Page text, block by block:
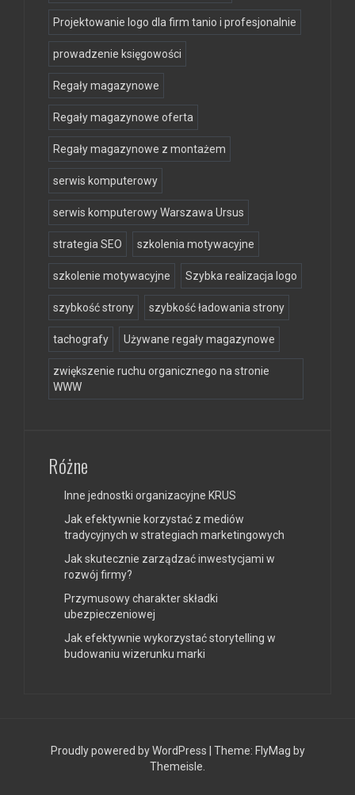
Projektowanie logo dla firm tanio i profesjonalnie
prowadzenie księgowości
Regały magazynowe
Regały magazynowe oferta
Regały magazynowe z montażem
serwis komputerowy
serwis komputerowy Warszawa Ursus
strategia SEO szkolenia motywacyjne
szkolenie motywacyjne Szybka realizacja logo
szybkość strony szybkość ładowania strony
tachografy Używane regały magazynowe
zwiększenie ruchu organicznego na stronie
WWW
Różne
Inne jednostki organizacyjne KRUS
Jak efektywnie korzystać z mediów
tradycyjnych w strategiach marketingowych
Jak skutecznie zarządzać inwestycjami w
rozwój firmy?
Przymusowy charakter składki
ubezpieczeniowej
Jak efektywnie wykorzystać storytelling w
budowaniu wizerunku marki
Proudly powered by WordPress | Theme: FlyMag by
Themeisle.